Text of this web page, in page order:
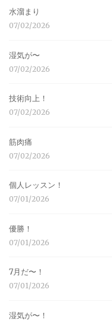
水溜まり
07/02/2026
湿気が〜
07/02/2026
技術向上！
07/02/2026
筋肉痛
07/02/2026
個人レッスン！
07/01/2026
優勝！
07/01/2026
7月だ〜！
07/01/2026
湿気が〜！